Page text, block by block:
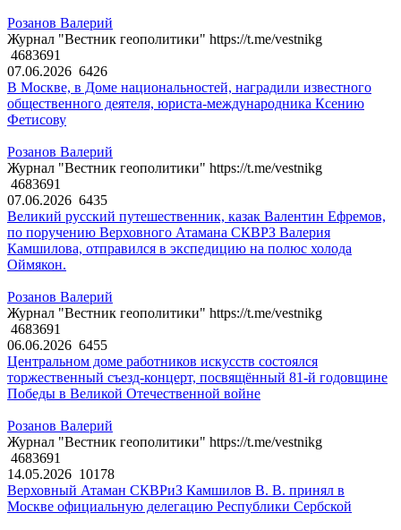
Розанов Валерий
Журнал "Вестник геополитики" https://t.me/vestnikg
4683691
07.06.2026 6426
В Москве, в Доме национальностей, наградили известного
общественного деятеля, юриста-международника Ксению
Фетисову
Розанов Валерий
Журнал "Вестник геополитики" https://t.me/vestnikg
4683691
07.06.2026 6435
Великий русский путешественник, казак Валентин Ефремов,
по поручению Верховного Атамана СКВРЗ Валерия
Камшилова, отправился в экспедицию на полюс холода
Оймякон.
Розанов Валерий
Журнал "Вестник геополитики" https://t.me/vestnikg
4683691
06.06.2026 6455
Центральном доме работников искусств состоялся
торжественный съезд-концерт, посвящённый 81-й годовщине
Победы в Великой Отечественной войне
Розанов Валерий
Журнал "Вестник геополитики" https://t.me/vestnikg
4683691
14.05.2026 10178
Верховный Атаман СКВРиЗ Камшилов В. В. принял в
Москве официальную делегацию Республики Сербской